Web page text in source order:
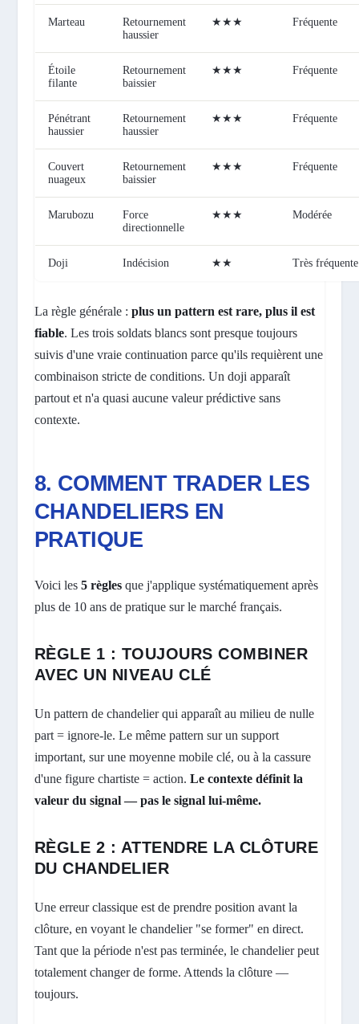
Marteau
Retournement
haussier
★★★ Fréquente
Étoile
filante
Retournement
baissier
★★★ Fréquente
Pénétrant
haussier
Retournement
haussier
★★★ Fréquente
Couvert
nuageux
Retournement
baissier
★★★ Fréquente
Marubozu
Force
directionnelle
★★★ Modérée
Doji Indécision ★★ Très fréquente
La règle générale : plus un pattern est rare, plus il est
fiable. Les trois soldats blancs sont presque toujours
suivis d'une vraie continuation parce qu'ils requièrent une
combinaison stricte de conditions. Un doji apparaît
partout et n'a quasi aucune valeur prédictive sans
contexte.
8. COMMENT TRADER LES
CHANDELIERS EN
PRATIQUE
Voici les 5 règlesque j'applique systématiquement après
plus de 10 ans de pratique sur le marché français.
RÈGLE 1 : TOUJOURS COMBINER
AVEC UN NIVEAU CLÉ
Un pattern de chandelier qui apparaît au milieu de nulle
part = ignore-le. Le même pattern sur un support
important, sur une moyenne mobile clé, ou à la cassure
d'une figure chartiste = action. Le contexte définit la
valeur du signal — pas le signal lui-même.
RÈGLE 2 : ATTENDRE LA CLÔTURE
DU CHANDELIER
Une erreur classique est de prendre position avant la
clôture, en voyant le chandelier "se former" en direct.
Tant que la période n'est pas terminée, le chandelier peut
totalement changer de forme. Attends la clôture —
toujours.